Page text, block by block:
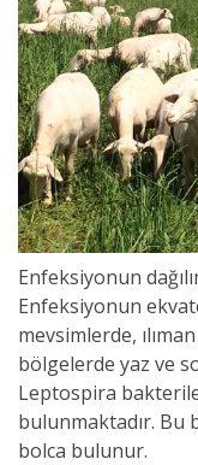
Enfeksiyonun
Enfeksiyonun
mevsimlerde,
bölgelerde yaz ve
Leptospira
bulunmaktadır. Bu
bolca bulunur.